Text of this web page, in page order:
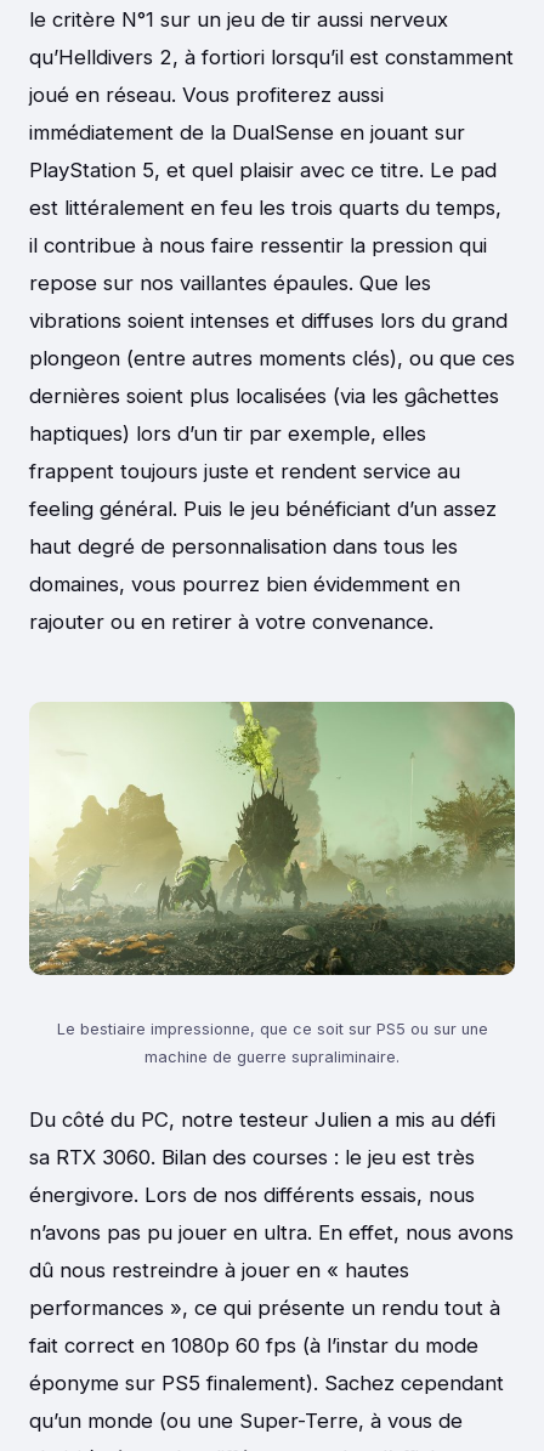
le critère N°1 sur un jeu de tir aussi nerveux
qu’Helldivers 2, à fortiori lorsqu’il est constamment
joué en réseau. Vous profiterez aussi
immédiatement de la DualSense en jouant sur
PlayStation 5, et quel plaisir avec ce titre. Le pad
est littéralement en feu les trois quarts du temps,
il contribue à nous faire ressentir la pression qui
repose sur nos vaillantes épaules. Que les
vibrations soient intenses et diffuses lors du grand
plongeon (entre autres moments clés), ou que ces
dernières soient plus localisées (via les gâchettes
haptiques) lors d’un tir par exemple, elles
frappent toujours juste et rendent service au
feeling général. Puis le jeu bénéficiant d’un assez
haut degré de personnalisation dans tous les
domaines, vous pourrez bien évidemment en
rajouter ou en retirer à votre convenance.
Le bestiaire impressionne, que ce soit sur PS5 ou sur une
machine de guerre supraliminaire.
Du côté du PC, notre testeur Julien a mis au défi
sa RTX 3060. Bilan des courses : le jeu est très
énergivore. Lors de nos différents essais, nous
n’avons pas pu jouer en ultra. En effet, nous avons
dû nous restreindre à jouer en « hautes
performances », ce qui présente un rendu tout à
fait correct en 1080p 60 fps (à l’instar du mode
éponyme sur PS5 finalement). Sachez cependant
qu’un monde (ou une Super-Terre, à vous de